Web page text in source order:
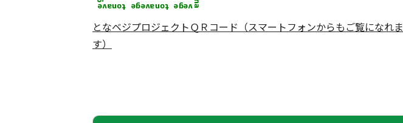
となベジプロジェクトＱＲコード（スマートフォンからもご覧になれま
す）